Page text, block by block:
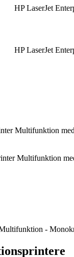
HP LaserJet
HP LaserJet
Multifunktion
Multifunktion
-